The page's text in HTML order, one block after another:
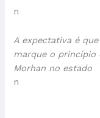
n
A expectativa é
marque o princípio
Morhan no estado
n